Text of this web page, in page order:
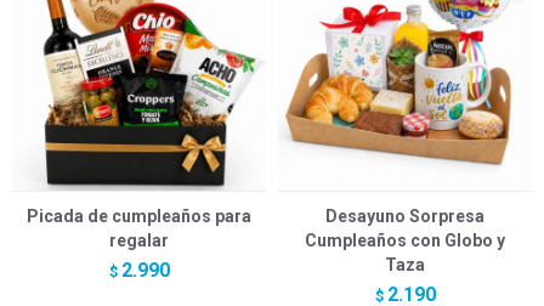
Picada de cumpleaños para
regalar
$ 2.990
Desayuno Sorpresa
Cumpleaños con Globo y
Taza
$ 2.190